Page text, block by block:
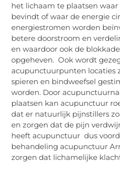
het lichaam te plaatsen
bevindt of waar de energie
energiestromen worden
betere doorstroom en
en waardoor ook de
opgeheven. Ook wordt
acupunctuurpunten locaties
spieren en bindweefsel
worden. Door
plaatsen kan acupunctuur
dat er natuurlijk pijnstillers
en zorgen dat de pijn
heeft acupunctuur dus
behandeling acupunctuur
zorgen dat lichamelijke